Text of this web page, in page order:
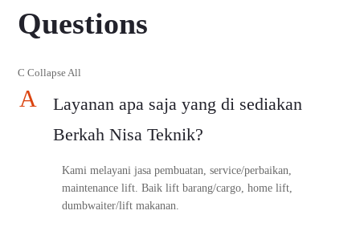
Questions
C Collapse All
A
Layanan apa saja yang di sediakan
Berkah Nisa Teknik?
Kami melayani jasa pembuatan, service/perbaikan,
maintenance lift. Baik lift barang/cargo, home lift,
dumbwaiter/lift makanan.